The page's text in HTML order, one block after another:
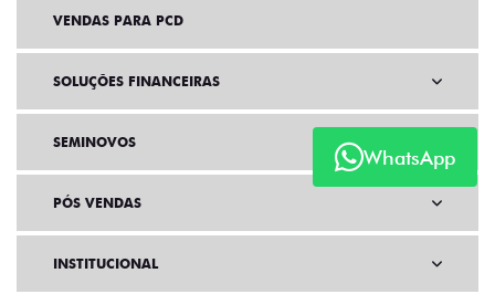
WhatsApp
VENDAS PARA PCD
SOLUÇÕES FINANCEIRAS
SEMINOVOS
PÓS VENDAS
INSTITUCIONAL